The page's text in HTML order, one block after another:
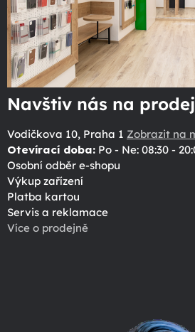
Navštiv nás na
Vodičkova 10, Praha 1 Zobrazit na
Otevírací doba: Po - Ne: 08:30 -
Osobní odběr e-shopu
Výkup zařízení
Platba kartou
Servis a reklamace
Více o prodejně